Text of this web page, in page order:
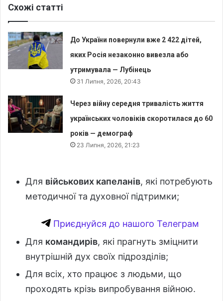
Схожі статті
До України повернули вже 2 422 дітей,
яких Росія незаконно вивезла або
утримувала — Лубінець
31 Липня, 2026, 20:43
Через війну середня тривалість життя
українських чоловіків скоротилася до 60
років — демограф
23 Липня, 2026, 21:23
Для військових капеланів, які потребують
методичної та духовної підтримки;
Приєднуйся до нашого Телеграм
Для командирів, які прагнуть зміцнити
внутрішній дух своїх підрозділів;
Для всіх, хто працює з людьми, що
проходять крізь випробування війною.